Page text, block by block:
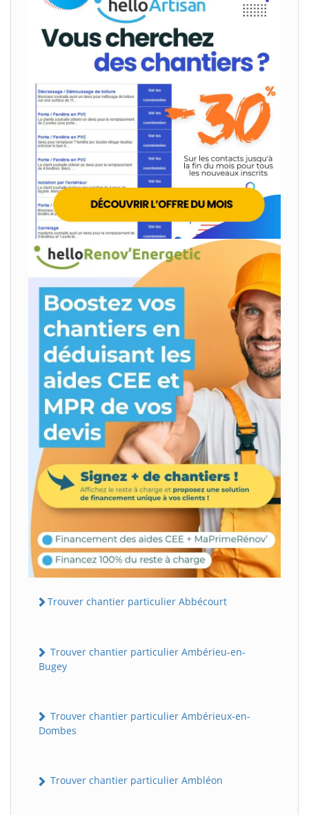
Trouver chantier particulier Abbécourt
Trouver chantier particulier Ambérieu-en-
Bugey
Trouver chantier particulier Ambérieux-en-
Dombes
Trouver chantier particulier Ambléon